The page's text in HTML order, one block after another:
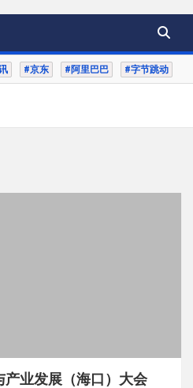
#京东 #阿里巴巴 #字节跳动
业发展（海口）大会